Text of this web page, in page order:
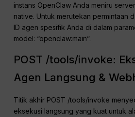
instans OpenClaw Anda meniru
native. Untuk merutekan permintaan
ID agen spesifik Anda di dalam
model: “openclaw:main”.
POST /tools/invoke:
Agen Langsung &
Titik akhir POST /tools/invoke
eksekusi langsung yang kuat untuk